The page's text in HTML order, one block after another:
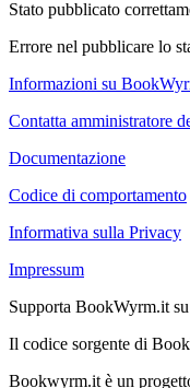
Stato pubblicato
Errore nel pubblicare lo
Informazioni su
Contatta amministratore
Documentazione
Codice di comportamento
Informativa sulla Privacy
Impressum
Supporta BookWyrm.it su
Il codice sorgente di
Bookwyrm.it è un